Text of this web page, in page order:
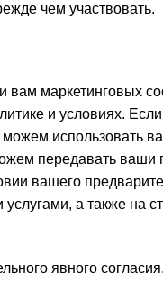
чем участвовать.
вам маркетинговых
и условиях.
использовать
передавать
вашего
а также на
явного